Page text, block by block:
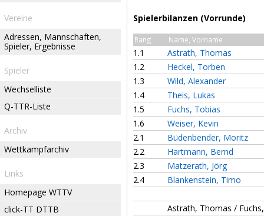
Vereine
Adressen, Mannschaften,
Spieler, Ergebnisse
Spieler
Wechselliste
Q-TTR-Liste
Archiv
Wettkampfarchiv
Links
Homepage WTTV
click-TT DTTB
Spielerbilanzen (Vorrunde)
Rang Name, Vorname
1.1
Astrath, Thomas
1.2
Heckel, Torben
1.3
Wild, Alexander
1.4
Theis, Lukas
1.5
Fuchs, Tobias
1.6
Weiser, Kevin
2.1
Büdenbender, Moritz
2.2
Hartmann, Bernd
2.3
Matzerath, Jörg
2.4
Blankenstein, Timo
Astrath, Thomas /